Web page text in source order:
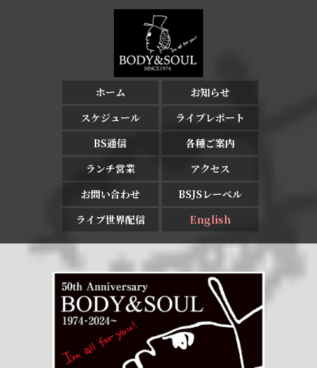
ホーム
お知らせ
スケジュール
ライブレポート
BS通信
各種ご案内
ランチ営業
アクセス
お問い合わせ
BSJSレーベル
ライブ世界配信
English